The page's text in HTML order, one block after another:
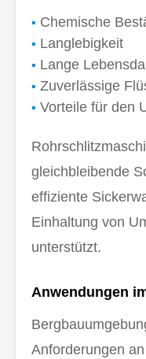
Chemische
Langlebigkeit
Lange
Zuverlässige
Vorteile für den
gleichbleibende
effiziente
Einhaltung von
unterstützt.
Anwendungen
Anforderungen